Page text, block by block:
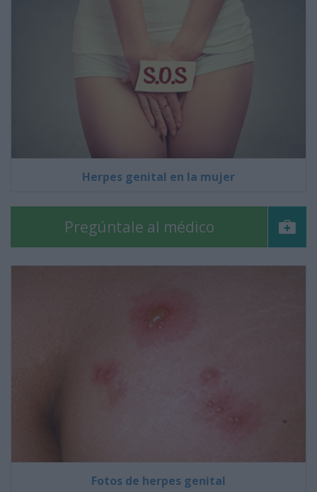
Herpes genital en la mujer
Pregúntale al médico
Fotos de herpes genital